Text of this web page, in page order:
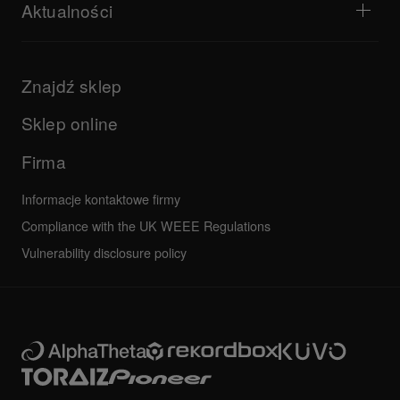
Materiały do pobrania (oprogramowanie sprzętowe,
Podręczniki i dokumentacja
Program certyfikacji AlphaTheta
Najczęściej zadawane pytania
Forum społeczności
Aktualności
Firma
Inne
Wszystkie aktualności
Znajdź sklep
Sklep online
Firma
Informacje kontaktowe firmy
Compliance with the UK WEEE Regulations
Vulnerability disclosure policy